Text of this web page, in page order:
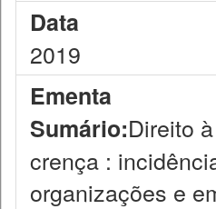
Data
2019
Ementa
Sumário:Direito
crença :
organizações e